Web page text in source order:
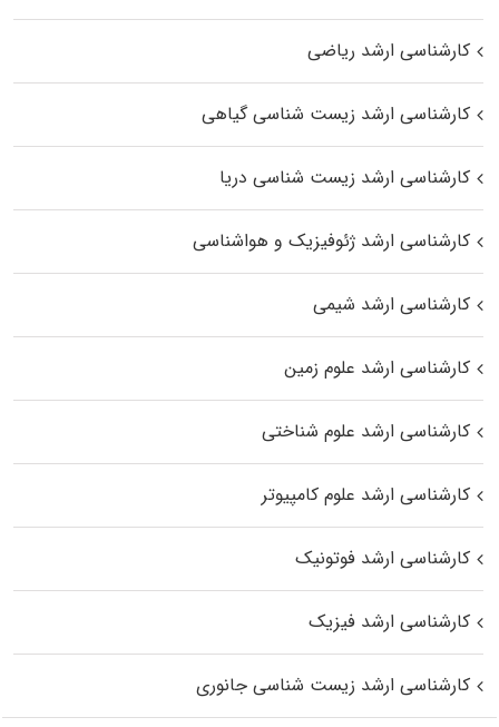
کارشناسی ارشد ریاضی
کارشناسی ارشد زیست‌ شناسی گیاهی
کارشناسی ارشد زیست‌ شناسی دریا
کارشناسی ارشد ژئوفیزیک و هواشناسی
کارشناسی ارشد شیمی
کارشناسی ارشد علوم زمین
کارشناسی ارشد علوم شناختی
کارشناسی ارشد علوم کامپیوتر
کارشناسی ارشد فوتونیک
کارشناسی ارشد فیزیک
کارشناسی ارشد زیست‌ شناسی جانوری